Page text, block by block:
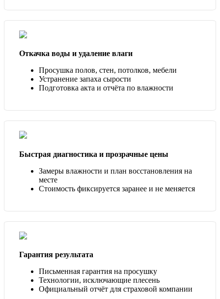
Откачка воды и удаление влаги
Просушка полов, стен, потолков, мебели
Устранение запаха сырости
Подготовка акта и отчёта по влажности
Быстрая диагностика и прозрачные цены
Замеры влажности и план восстановления на
месте
Стоимость фиксируется заранее и не меняется
Гарантия результата
Письменная гарантия на просушку
Технологии, исключающие плесень
Официальный отчёт для страховой компании